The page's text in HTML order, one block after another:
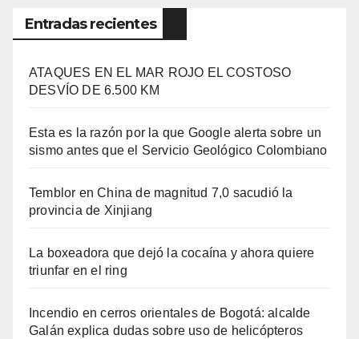
Entradas recientes
ATAQUES EN EL MAR ROJO EL COSTOSO
DESVÍO DE 6.500 KM
Esta es la razón por la que Google alerta sobre un
sismo antes que el Servicio Geológico Colombiano
Temblor en China de magnitud 7,0 sacudió la
provincia de Xinjiang
La boxeadora que dejó la cocaína y ahora quiere
triunfar en el ring​
Incendio en cerros orientales de Bogotá: alcalde
Galán explica dudas sobre uso de helicópteros